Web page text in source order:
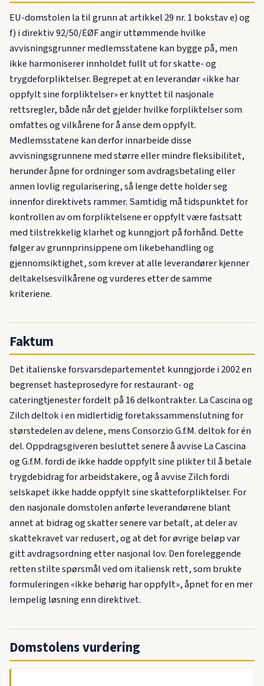
EU-domstolen la til grunn at artikkel 29 nr. 1 bokstav e) og
f) i direktiv 92/50/EØF angir uttømmende hvilke
avvisningsgrunner medlemsstatene kan bygge på, men
ikke harmoniserer innholdet fullt ut for skatte- og
trygdeforpliktelser. Begrepet at en leverandør «ikke har
oppfylt sine forpliktelser» er knyttet til nasjonale
rettsregler, både når det gjelder hvilke forpliktelser som
omfattes og vilkårene for å anse dem oppfylt.
Medlemsstatene kan derfor innarbeide disse
avvisningsgrunnene med større eller mindre fleksibilitet,
herunder åpne for ordninger som avdragsbetaling eller
annen lovlig regularisering, så lenge dette holder seg
innenfor direktivets rammer. Samtidig må tidspunktet for
kontrollen av om forpliktelsene er oppfylt være fastsatt
med tilstrekkelig klarhet og kunngjort på forhånd. Dette
følger av grunnprinsippene om likebehandling og
gjennomsiktighet, som krever at alle leverandører kjenner
deltakelsesvilkårene og vurderes etter de samme
kriteriene.
Faktum
Det italienske forsvarsdepartementet kunngjorde i 2002 en
begrenset hasteprosedyre for restaurant- og
cateringtjenester fordelt på 16 delkontrakter. La Cascina og
Zilch deltok i en midlertidig foretakssammenslutning for
størstedelen av delene, mens Consorzio G.f.M. deltok for én
del. Oppdragsgiveren besluttet senere å avvise La Cascina
og G.f.M. fordi de ikke hadde oppfylt sine plikter til å betale
trygdebidrag for arbeidstakere, og å avvise Zilch fordi
selskapet ikke hadde oppfylt sine skatteforpliktelser. For
den nasjonale domstolen anførte leverandørene blant
annet at bidrag og skatter senere var betalt, at deler av
skattekravet var redusert, og at det for øvrige beløp var
gitt avdragsordning etter nasjonal lov. Den foreleggende
retten stilte spørsmål ved om italiensk rett, som brukte
formuleringen «ikke behørig har oppfylt», åpnet for en mer
lempelig løsning enn direktivet.
Domstolens vurdering